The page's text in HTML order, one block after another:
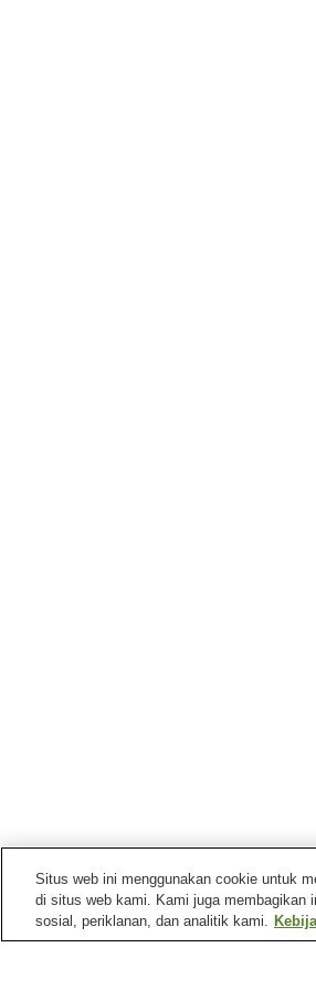
Kota
Situs web ini menggunakan cookie untuk
di situs web kami. Kami juga membagikan
sosial, periklanan, dan analitik kami.